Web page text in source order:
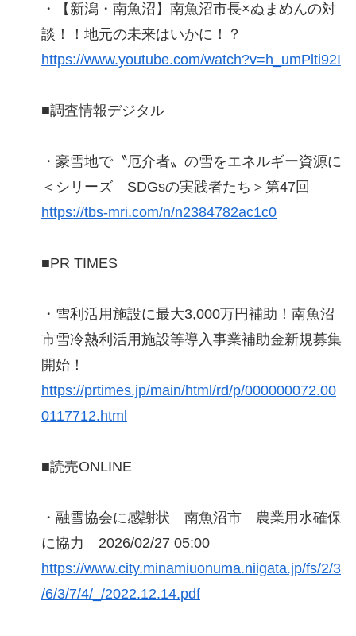
・【新潟・南魚沼】南魚沼市長×ぬまめんの対
談！！地元の未来はいかに！？
https://www.youtube.com/watch?v=h_umPlti92I
■調査情報デジタル
・豪雪地で〝厄介者〟の雪をエネルギー資源に
＜シリーズ SDGsの実践者たち＞第47回
https://tbs-mri.com/n/n2384782ac1c0
■PR TIMES
・雪利活用施設に最大3,000万円補助！南魚沼
市雪冷熱利活用施設等導入事業補助金新規募集
開始！
https://prtimes.jp/main/html/rd/p/000000072.00
0117712.html
■読売ONLINE
・融雪協会に感謝状 南魚沼市 農業用水確保
に協力 2026/02/27 05:00
https://www.city.minamiuonuma.niigata.jp/fs/2/3
/6/3/7/4/_/2022.12.14.pdf